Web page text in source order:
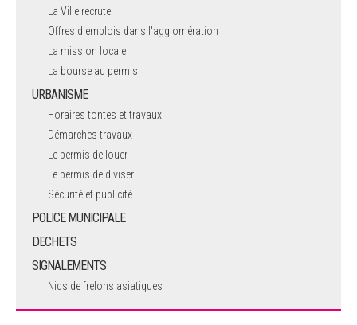
La Ville recrute
Offres d'emplois dans l'agglomération
La mission locale
La bourse au permis
URBANISME
Horaires tontes et travaux
Démarches travaux
Le permis de louer
Le permis de diviser
Sécurité et publicité
POLICE MUNICIPALE
DECHETS
SIGNALEMENTS
Nids de frelons asiatiques